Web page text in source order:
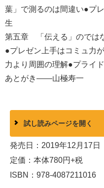
葉」で測るのは間違い●プ
生
第五章 「伝える」のでは
●プレゼン上手はコミュ力
力より周囲の理解●プライ
あとがき――山極寿一
試し読みページを開く
発売日：2019年12月17日
定価：本体780円+税
ISBN：978-4087211016